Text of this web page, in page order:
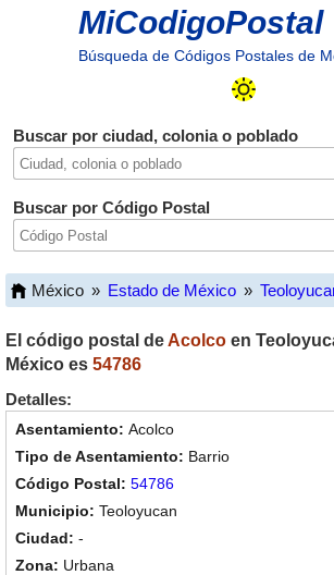
MiCodigoPostal
Búsqueda de Códigos Postales de
Buscar por ciudad, colonia o poblado
Buscar por Código Postal
México » Estado de México »
El código postal deAcolco en
México es 54786
Detalles:
Acolco
Barrio
54786
Teoloyucan
-
Urbana